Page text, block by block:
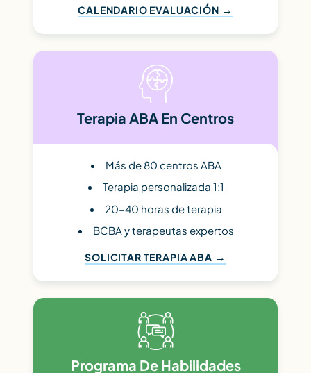
CALENDARIO EVALUACIÓN
Terapia ABA En Centros
Más de 80 centros ABA
Terapia personalizada 1:1
20-40 horas de terapia
BCBA y terapeutas expertos
SOLICITAR TERAPIA ABA
Programa De Habilidades